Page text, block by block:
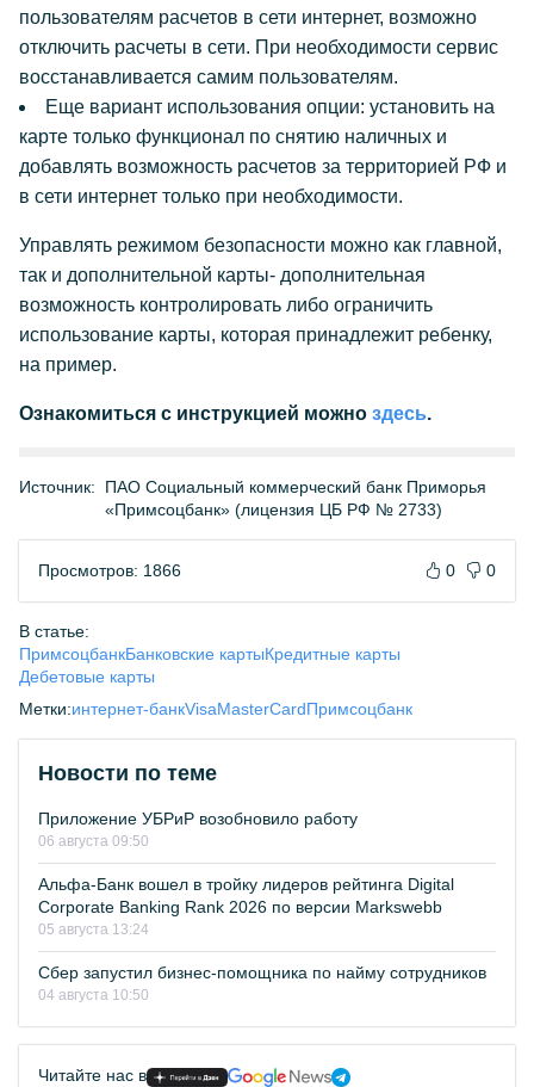
пользователям расчетов в сети интернет, возможно
отключить расчеты в сети. При необходимости сервис
восстанавливается самим пользователям.
Еще вариант использования опции: установить на
карте только функционал по снятию наличных и
добавлять возможность расчетов за территорией РФ и
в сети интернет только при необходимости.
Управлять режимом безопасности можно как главной,
так и дополнительной карты- дополнительная
возможность контролировать либо ограничить
использование карты, которая принадлежит ребенку,
на пример.
Ознакомиться с инструкцией можно здесь.
Источник:
ПАО Социальный коммерческий банк Приморья
«Примсоцбанк» (лицензия ЦБ РФ № 2733)
Просмотров: 1866 0 0
В статье:
ПримсоцбанкБанковские картыКредитные карты
Дебетовые карты
Метки:интернет-банкVisaMasterCardПримсоцбанк
Новости по теме
Приложение УБРиР возобновило работу
06 августа 09:50
Альфа-Банк вошел в тройку лидеров рейтинга Digital
Corporate Banking Rank 2026 по версии Markswebb
05 августа 13:24
Сбер запустил бизнес-помощника по найму сотрудников
04 августа 10:50
Читайте нас в